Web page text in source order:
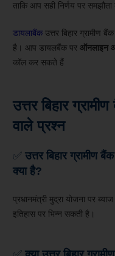
ताकि आप सही निर्णय पर
डायलाबैंक उत्तर बिहार ग्रामीण
है। आप डायलबैंक पर ऑनलाइन
कॉल कर सकते हैं
उत्तर बिहार
वाले प्रश्न
✅ उत्तर बिहार ग्रामीण बैंक
क्या है?
प्रधानमंत्री मुद्रा योजना पर
इतिहास पर भिन्न सकती है।